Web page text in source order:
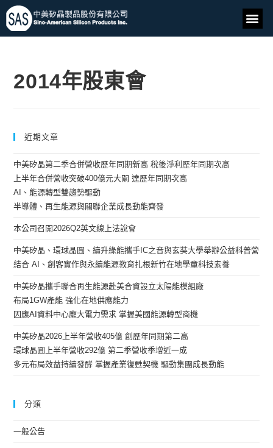
2014年股東會
近期文章
中美矽晶第二季合併營收歷年同期新高 稅後淨利歷年同期次高
上半年合併營收突破400億元大關 達歷年同期次高
AI、能源轉型雙趨勢驅動
半導體、再生能源與關聯企業成長動能齊發
本公司召開2026Q2英文線上法說會
中美矽晶、環球晶圓、續升綠能攜手IC之音與玄奘大學舉辦公益科普營
結合 AI、創客實作與永續能源教育扎根新竹在地學童科技素養
中美矽晶攜手聯合再生能源赴美合資設立太陽能模組廠
布局1GW產能 強化在地供應能力
因應AI資料中心龐大電力需求 掌握美國能源轉型商機
中美矽晶2026上半年營收405億 創歷年同期第二高
環球晶圓上半年營收292億 第二季營收季增近一成
多元布局效益持續發酵 掌握產業復甦契機 驅動集團成長動能
分類
一般公告